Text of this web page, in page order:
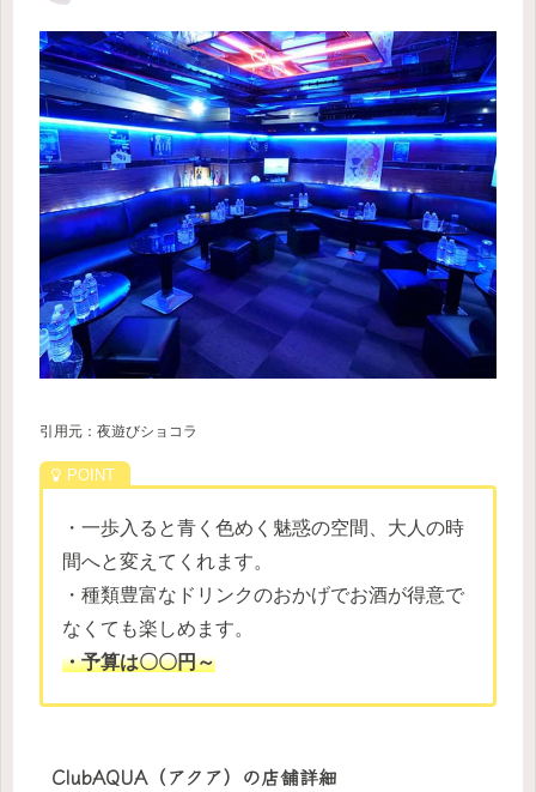
引用元：夜遊びショコラ
・一歩入ると青く色めく魅惑の空間、大人の時
間へと変えてくれます。
・種類豊富なドリンクのおかげでお酒が得意で
なくても楽しめます。
・予算は〇〇円～
ClubAQUA（アクア）の店舗詳細